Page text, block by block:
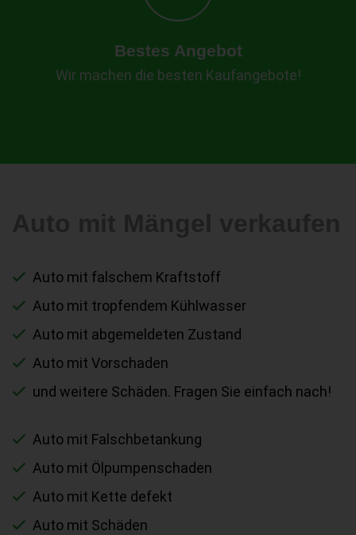
Bestes Angebot
Wir machen die besten Kaufangebote!
Auto mit falschem Kraftstoff
Auto mit tropfendem Kühlwasser
Auto mit abgemeldeten Zustand
Auto mit Vorschaden
und weitere Schäden. Fragen Sie einfach nach!
Auto mit Falschbetankung
Auto mit Ölpumpenschaden
Auto mit Kette defekt
Auto mit Schäden